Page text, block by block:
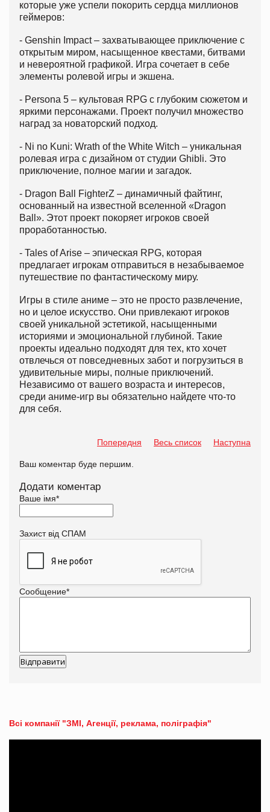
которые уже успели покорить сердца миллионов
геймеров:
- Genshin Impact – захватывающее приключение с
открытым миром, насыщенное квестами, битвами
и невероятной графикой. Игра сочетает в себе
элементы ролевой игры и экшена.
- Persona 5 – культовая RPG с глубоким сюжетом и
яркими персонажами. Проект получил множество
наград за новаторский подход.
- Ni no Kuni: Wrath of the White Witch – уникальная
ролевая игра с дизайном от студии Ghibli. Это
приключение, полное магии и загадок.
- Dragon Ball FighterZ – динамичный файтинг,
основанный на известной вселенной «Dragon
Ball». Этот проект покоряет игроков своей
проработанностью.
- Tales of Arise – эпическая RPG, которая
предлагает игрокам отправиться в незабываемое
путешествие по фантастическому миру.
Игры в стиле аниме – это не просто развлечение,
но и целое искусство. Они привлекают игроков
своей уникальной эстетикой, насыщенными
историями и эмоциональной глубиной. Такие
проекты идеально подходят для тех, кто хочет
отвлечься от повседневных забот и погрузиться в
удивительные миры, полные приключений.
Независимо от вашего возраста и интересов,
среди аниме-игр вы обязательно найдете что-то
для себя.
Попередня Весь список Наступна
Ваш коментар буде першим.
Додати коментар
Ваше імя*
Захист від СПАМ
Сообщение*
Всі компанії "ЗМІ, Агенції, реклама, поліграфія"